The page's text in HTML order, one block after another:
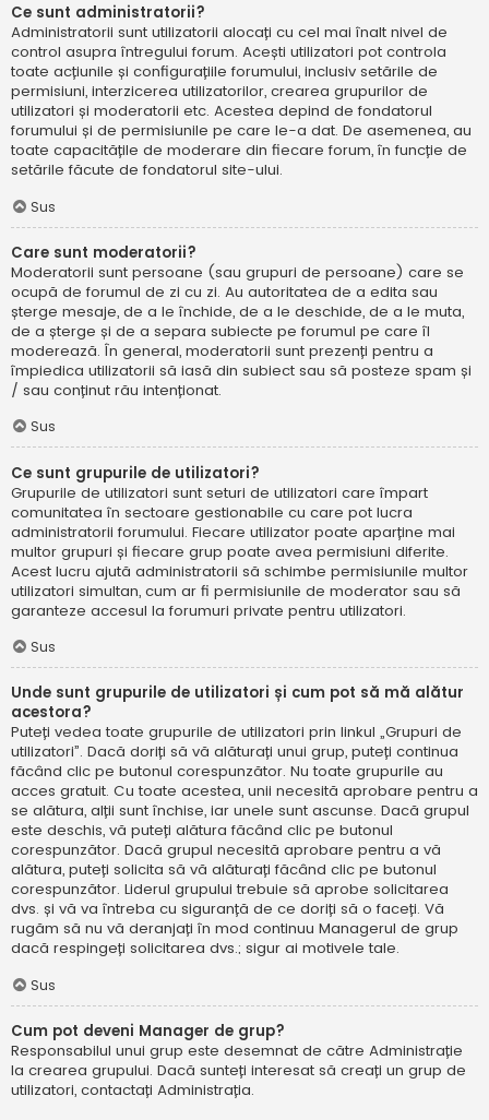
Ce sunt administratorii?
Administratorii sunt utilizatorii alocați cu cel mai înalt nivel de
control asupra întregului forum. Acești utilizatori pot controla
toate acțiunile și configurațiile forumului, inclusiv setările de
permisiuni, interzicerea utilizatorilor, crearea grupurilor de
utilizatori și moderatorii etc. Acestea depind de fondatorul
forumului și de permisiunile pe care le-a dat. De asemenea, au
toate capacitățile de moderare din fiecare forum, în funcție de
setările făcute de fondatorul site-ului.
Sus
Care sunt moderatorii?
Moderatorii sunt persoane (sau grupuri de persoane) care se
ocupă de forumul de zi cu zi. Au autoritatea de a edita sau
șterge mesaje, de a le închide, de a le deschide, de a le muta,
de a șterge și de a separa subiecte pe forumul pe care îl
moderează. În general, moderatorii sunt prezenți pentru a
împiedica utilizatorii să iasă din subiect sau să posteze spam și
/ sau conținut rău intenționat.
Sus
Ce sunt grupurile de utilizatori?
Grupurile de utilizatori sunt seturi de utilizatori care împart
comunitatea în sectoare gestionabile cu care pot lucra
administratorii forumului. Fiecare utilizator poate aparține mai
multor grupuri și fiecare grup poate avea permisiuni diferite.
Acest lucru ajută administratorii să schimbe permisiunile multor
utilizatori simultan, cum ar fi permisiunile de moderator sau să
garanteze accesul la forumuri private pentru utilizatori.
Sus
Unde sunt grupurile de utilizatori și cum pot să mă alătur
acestora?
Puteți vedea toate grupurile de utilizatori prin linkul „Grupuri de
utilizatori”. Dacă doriți să vă alăturați unui grup, puteți continua
făcând clic pe butonul corespunzător. Nu toate grupurile au
acces gratuit. Cu toate acestea, unii necesită aprobare pentru a
se alătura, alții sunt închise, iar unele sunt ascunse. Dacă grupul
este deschis, vă puteți alătura făcând clic pe butonul
corespunzător. Dacă grupul necesită aprobare pentru a vă
alătura, puteți solicita să vă alăturați făcând clic pe butonul
corespunzător. Liderul grupului trebuie să aprobe solicitarea
dvs. și vă va întreba cu siguranță de ce doriți să o faceți. Vă
rugăm să nu vă deranjați în mod continuu Managerul de grup
dacă respingeți solicitarea dvs.; sigur ai motivele tale.
Sus
Cum pot deveni Manager de grup?
Responsabilul unui grup este desemnat de către Administrație
la crearea grupului. Dacă sunteți interesat să creați un grup de
utilizatori, contactați Administrația.